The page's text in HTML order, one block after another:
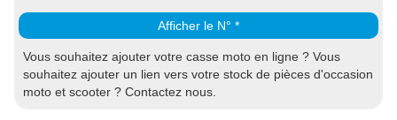
Afficher le N° *
Vous souhaitez ajouter votre casse moto en ligne ? Vous
souhaitez ajouter un lien vers votre stock de pièces d'occasion
moto et scooter ? Contactez nous.